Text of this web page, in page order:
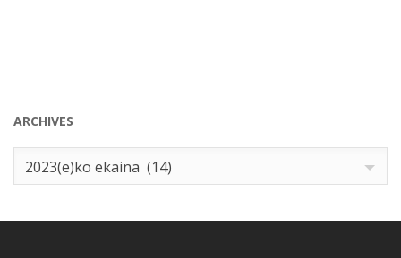
ARCHIVES
Archives
2023(e)ko ekaina (14)